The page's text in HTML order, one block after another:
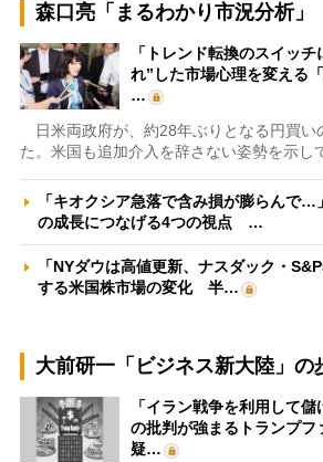
森口亮「まるわかり市況分析」
「トレンド転換のスイッ
れ”した市場心理を変える
…
日米両政府が、約28年ぶりとなる円買い
た。米国も追加介入を辞さない姿勢を示し
「キオクシア急落で含み損が膨らんで…
の成長につなげる4つの視点 …
「NYダウは高値更新、ナスダック・
する米国株市場の変化 半…
大前研一「ビジネス新大陸」の
「イラン戦争を利用して
の批判が強まるトランプフ
疑…